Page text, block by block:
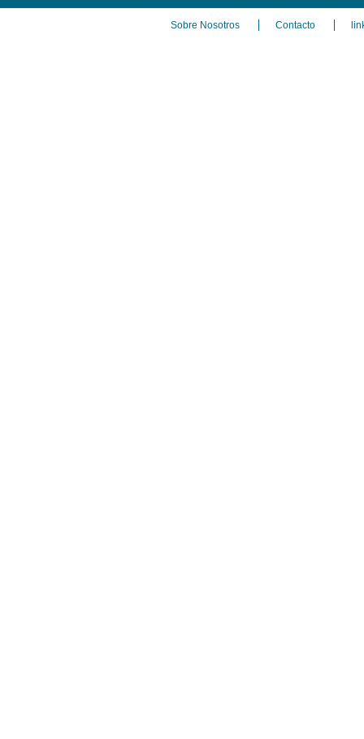
Sobre Nosotros Contacto